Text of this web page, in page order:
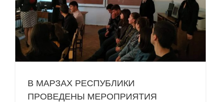
В МАРЗАХ РЕСПУБЛИКИ
ПРОВЕДЕНЫ МЕРОПРИЯТИЯ